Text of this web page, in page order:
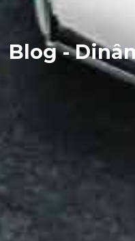
Blog -